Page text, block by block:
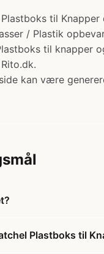
til
/ Plastik
til knapper
kan være
Plastboks til